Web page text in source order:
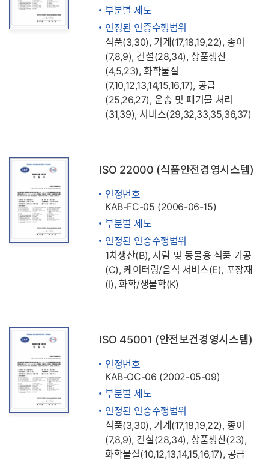
부분별 제도
인정된 인증수행범위
식품(3,30), 기계(17,18,19,22), 종이
(7,8,9), 건설(28,34), 상품생산
(4,5,23), 화학물질
(7,10,12,13,14,15,16,17), 공급
(25,26,27), 운송 및 폐기물 처리
(31,39), 서비스(29,32,33,35,36,37)
ISO 22000 (식품안전경영시스템)
인정번호
KAB-FC-05 (2006-06-15)
부분별 제도
인정된 인증수행범위
1차생산(B), 사람 및 동물용 식품 가공
(C), 케이터링/음식 서비스(E), 포장재
(I), 화학/생물학(K)
ISO 45001 (안전보건경영시스템)
인정번호
KAB-OC-06 (2002-05-09)
부분별 제도
인정된 인증수행범위
식품(3,30), 기계(17,18,19,22), 종이
(7,8,9), 건설(28,34), 상품생산(23),
화학물질(10,12,13,14,15,16,17), 공급